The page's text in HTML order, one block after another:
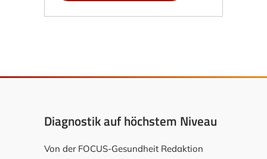
Diagnostik auf höchstem Niveau
Von der FOCUS-Gesundheit Redaktion